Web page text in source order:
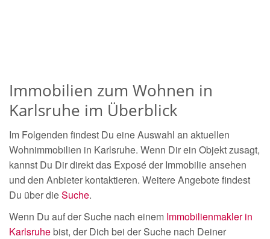
Immobilien zum Wohnen in
Karlsruhe im Überblick
Im Folgenden findest Du eine Auswahl an aktuellen
Wohnimmobilien in Karlsruhe. Wenn Dir ein Objekt zusagt,
kannst Du Dir direkt das Exposé der Immobilie ansehen
und den Anbieter kontaktieren. Weitere Angebote findest
Du über dieSuche.
Wenn Du auf der Suche nach einem Immobilienmakler in
Karlsruhebist, der Dich bei der Suche nach Deiner